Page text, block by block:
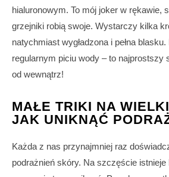
hialuronowym. To mój joker w rękawie,
grzejniki robią swoje. Wystarczy kilka
natychmiast wygładzona i pełna
regularnym piciu wody – to najprostszy
od wewnątrz!
MAŁE TRIKI NA
JAK UNIKNĄĆ
Każda z nas przynajmniej raz
podrażnień skóry. Na szczęście